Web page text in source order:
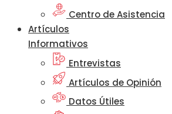
Centro de Asistencia
Artículos
Informativos
Entrevistas
Artículos de Opinión
Datos Útiles